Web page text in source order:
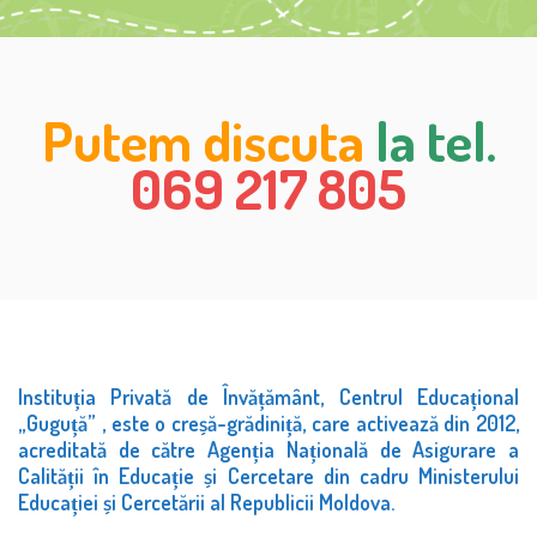
Putem discuta la tel.
069 217 805
Instituția Privată de Învățământ, Centrul Educațional
„Guguță” , este o creșă-grădiniță, care activează din 2012,
acreditată de către Agenția Națională de Asigurare a
Calității în Educație și Cercetare din cadru Ministerului
Educației și Cercetării al Republicii Moldova.